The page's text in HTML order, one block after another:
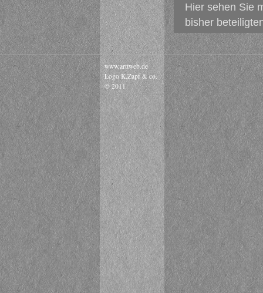
Hier sehen Sie
bisher
www.arttweb.de
Logo K.Zapf & co.
© 2011